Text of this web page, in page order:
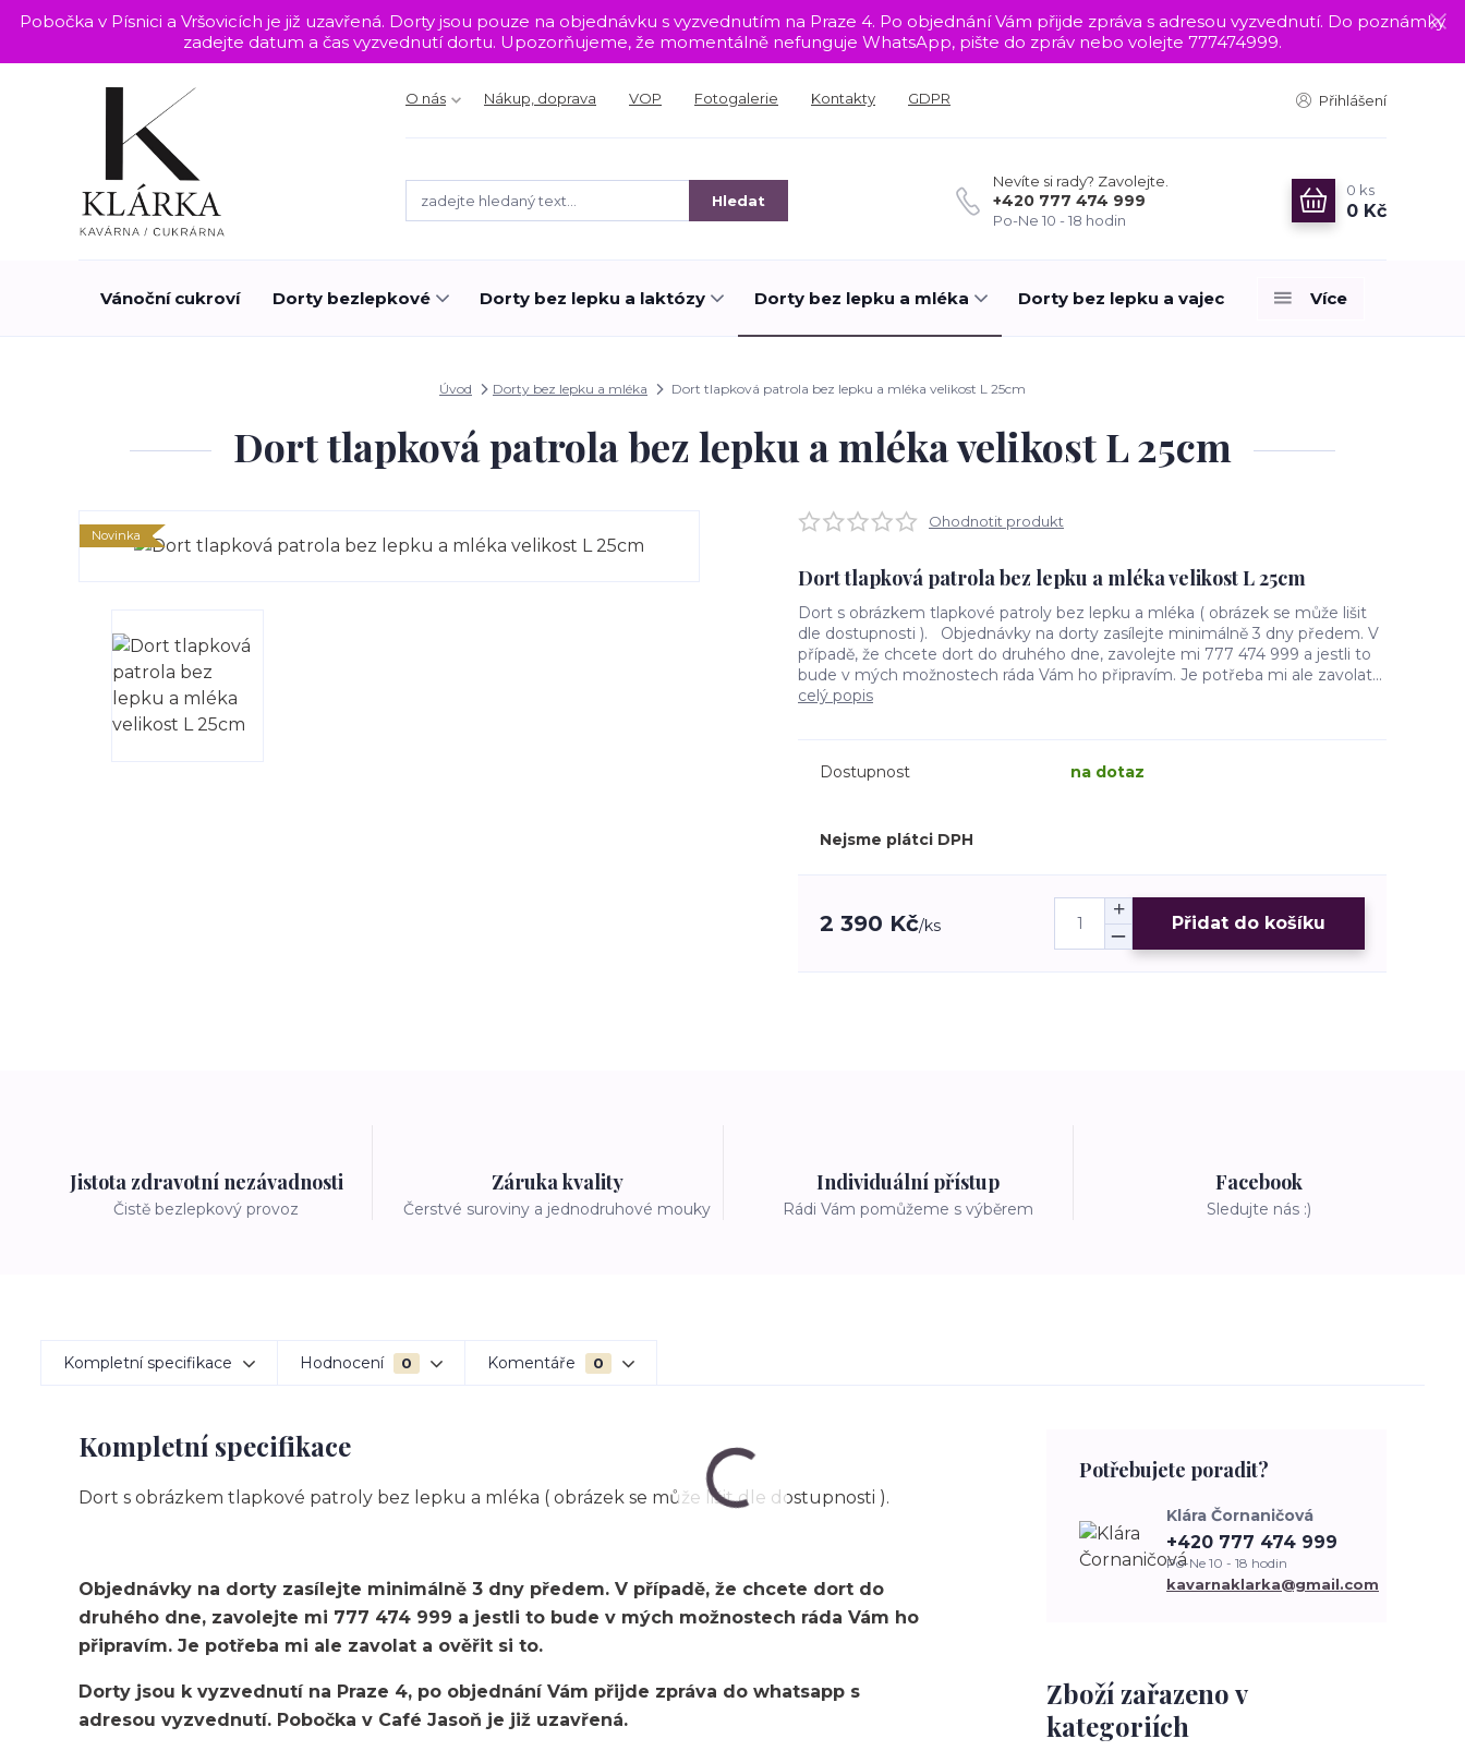
Pobočka v Písnici a Vršovicích je již uzavřená. Dorty jsou pouze na objednávku s vyzvednutím na Praze 4. Po objednání Vám přijde zpráva s adresou vyzvednutí. Do poznámky
zadejte datum a čas vyzvednutí dortu. Upozorňujeme, že momentálně nefunguje WhatsApp, pište do zpráv nebo volejte 777474999.
O nás Nákup, doprava VOP Fotogalerie Kontakty GDPR Přihlášení
Hledat
Nevíte si rady? Zavolejte.
+420 777 474 999
Po-Ne 10 - 18 hodin
0 ks
0 Kč
Vánoční cukroví Dorty bezlepkové Dorty bez lepku a laktózy Dorty bez lepku a mléka Dorty bez lepku a vajec Více
Úvod Dorty bez lepku a mléka Dort tlapková patrola bez lepku a mléka velikost L 25cm
Dort tlapková patrola bez lepku a mléka velikost L 25cm
Novinka
Ohodnotit produkt
Dort tlapková patrola bez lepku a mléka velikost L 25cm
Dort s obrázkem tlapkové patroly bez lepku a mléka ( obrázek se může lišit
dle dostupnosti ). Objednávky na dorty zasílejte minimálně 3 dny předem. V
případě, že chcete dort do druhého dne, zavolejte mi 777 474 999 a jestli to
bude v mých možnostech ráda Vám ho připravím. Je potřeba mi ale zavolat...
celý popis
Dostupnost na dotaz
Nejsme plátci DPH
2 390 Kč/ks Přidat do košíku
Jistota zdravotní nezávadnosti
Čistě bezlepkový provoz
Záruka kvality
Čerstvé suroviny a jednodruhové mouky
Individuální přístup
Rádi Vám pomůžeme s výběrem
Facebook
Sledujte nás :)
Kompletní specifikace Hodnocení 0 Komentáře 0
Kompletní specifikace
Dort s obrázkem tlapkové patroly bez lepku a mléka ( obrázek se může lišit dle dostupnosti ).
Objednávky na dorty zasílejte minimálně 3 dny předem. V případě, že chcete dort do
druhého dne, zavolejte mi 777 474 999 a jestli to bude v mých možnostech ráda Vám ho
připravím. Je potřeba mi ale zavolat a ověřit si to.
Dorty jsou k vyzvednutí na Praze 4, po objednání Vám přijde zpráva do whatsapp s
adresou vyzvednutí. Pobočka v Café Jasoň je již uzavřená.
Zboží zařazeno v
kategoriích
Potřebujete poradit?
Klára Čornaničová
+420 777 474 999
Po-Ne 10 - 18 hodin
kavarnaklarka@gmail.com